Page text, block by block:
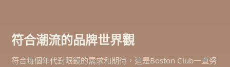
符合潮流的品牌世界觀
符合每個年代對眼鏡的需求和期待，這是Boston Club一直努